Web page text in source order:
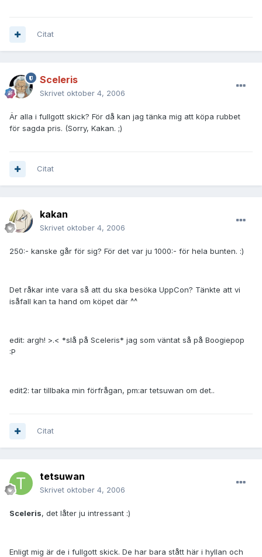
Citat
Sceleris
Skrivet oktober 4, 2006
Är alla i fullgott skick? För då kan jag tänka mig att köpa rubbet
för sagda pris. (Sorry, Kakan. ;)
Citat
kakan
Skrivet oktober 4, 2006
250:- kanske går för sig? För det var ju 1000:- för hela bunten. :)
Det råkar inte vara så att du ska besöka UppCon? Tänkte att vi
isåfall kan ta hand om köpet där ^^
edit: argh! >.< *slå på Sceleris* jag som väntat så på Boogiepop
:P
edit2: tar tillbaka min förfrågan, pm:ar tetsuwan om det..
Citat
tetsuwan
Skrivet oktober 4, 2006
Sceleris, det låter ju intressant :)
Enligt mig är de i fullgott skick. De har bara stått här i hyllan och